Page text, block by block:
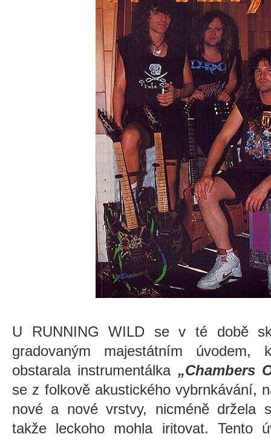
U RUNNING WILD se v té době
gradovaným majestátním
obstarala instrumentálka„Chambers
se z folkově akustického vybrnkávání,
nové a nové vrstvy, nicméně držela
takže leckoho mohla iritovat. Tento